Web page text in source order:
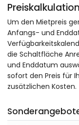
Um den Mietpreis
Anfangs- und
die Schaltfläche
und Enddatum
sofort den Preis für
zusätzlichen Kosten.